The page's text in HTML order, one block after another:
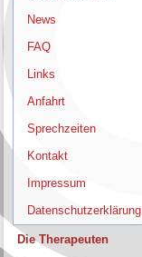
News
FAQ
Links
Anfahrt
Sprechzeiten
Kontakt
Impressum
Datenschutzerklärung
Die Therapeuten